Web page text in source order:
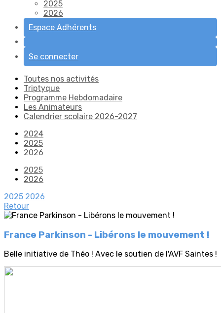
2025
2026
Espace Adhérents
Se connecter
Toutes nos activités
Triptyque
Programme Hebdomadaire
Les Animateurs
Calendrier scolaire 2026-2027
2024
2025
2026
2025
2026
2025 2026
Retour
France Parkinson - Libérons le mouvement !
Belle initiative de Théo ! Avec le soutien de l'AVF Saintes !